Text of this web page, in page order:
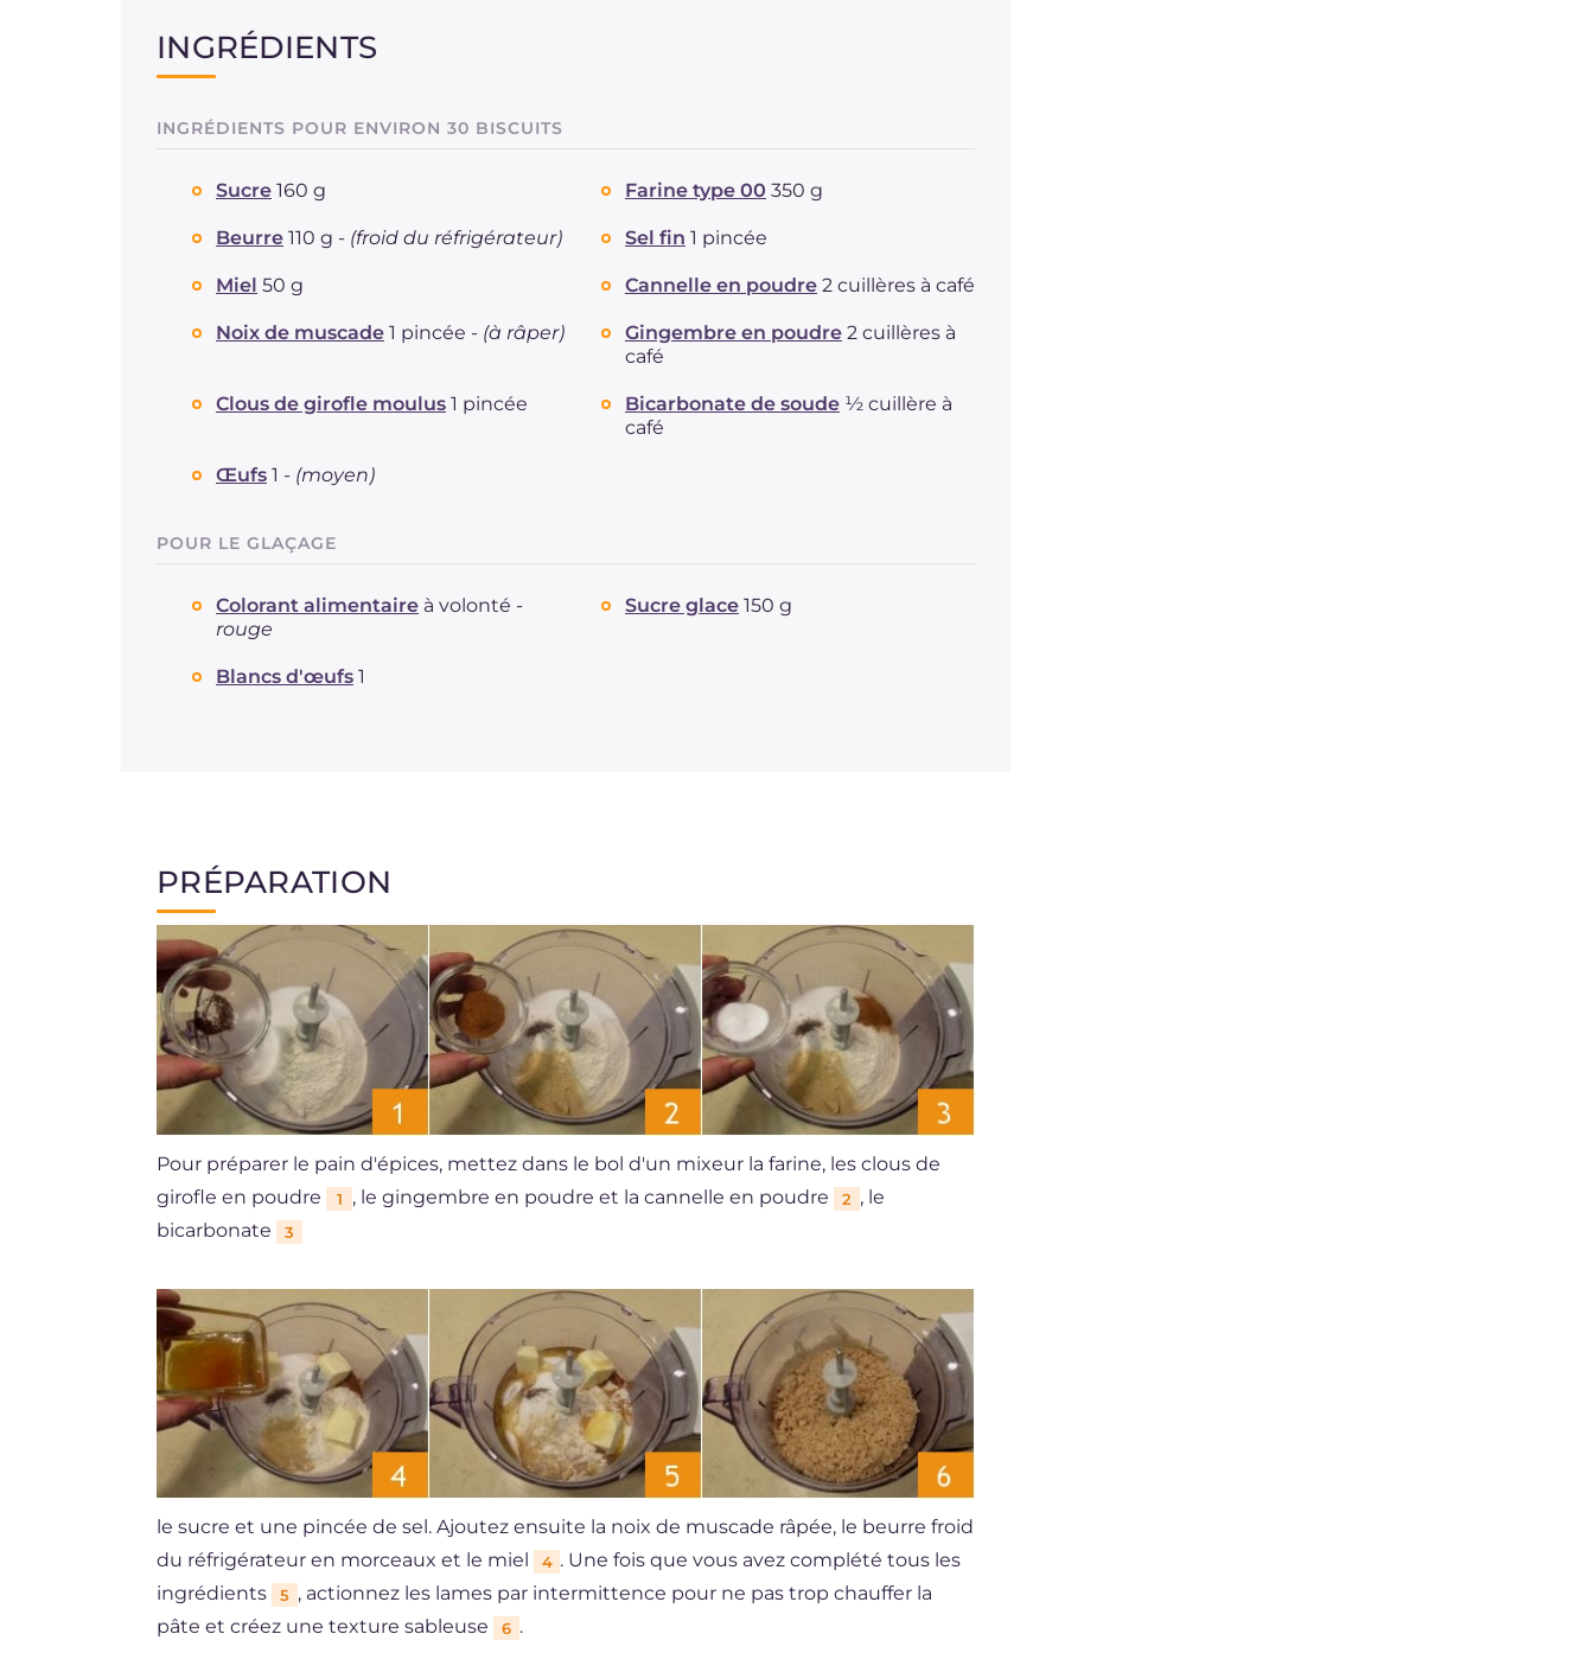
INGRÉDIENTS
INGRÉDIENTS POUR ENVIRON 30 BISCUITS
Sucre 160 g Farine type 00 350 g
Beurre 110 g - (froid du réfrigérateur) Sel fin 1 pincée
Miel 50 g Cannelle en poudre 2 cuillères à café
Noix de muscade 1 pincée - (à râper) Gingembre en poudre 2 cuillères à
café
Clous de girofle moulus 1 pincée Bicarbonate de soude ½ cuillère à
café
Œufs 1 - (moyen)
POUR LE GLAÇAGE
Colorant alimentaire à volonté -
rouge
Sucre glace 150 g
Blancs d'œufs 1
PRÉPARATION
Pour préparer le pain d'épices, mettez dans le bol d'un mixeur la farine, les clous de
girofle en poudre
1 , le gingembre en poudre et la cannelle en poudre 2 , le
bicarbonate
3
le sucre et une pincée de sel. Ajoutez ensuite la noix de muscade râpée, le beurre froid
du réfrigérateur en morceaux et le miel
4 . Une fois que vous avez complété tous les
ingrédients
5 , actionnez les lames par intermittence pour ne pas trop chauffer la
pâte et créez une texture sableuse
6 .